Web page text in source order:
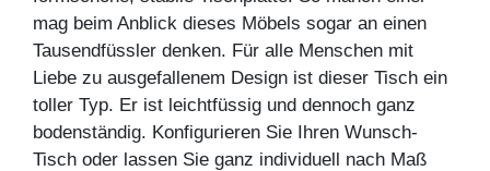
mag beim Anblick dieses Möbels sogar an einen
Tausendfüssler denken. Für alle Menschen mit
Liebe zu ausgefallenem Design ist dieser Tisch ein
toller Typ. Er ist leichtfüssig und dennoch ganz
bodenständig. Konfigurieren Sie Ihren Wunsch-
Tisch oder lassen Sie ganz individuell nach Maß